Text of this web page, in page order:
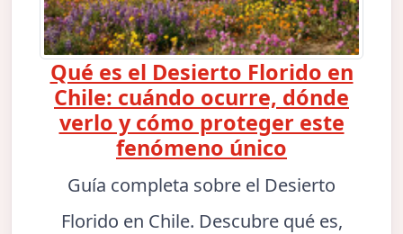
Qué es el Desierto Florido en
Chile: cuándo ocurre, dónde
verlo y cómo proteger este
fenómeno único
Guía completa sobre el Desierto
Florido en Chile. Descubre qué es,